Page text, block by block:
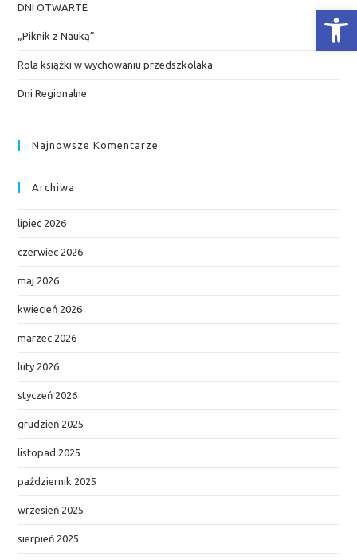
Otwórz Pasek narzędzi
DNI OTWARTE
„Piknik z Nauką”
Rola książki w wychowaniu przedszkolaka
Dni Regionalne
Najnowsze Komentarze
Archiwa
lipiec 2026
czerwiec 2026
maj 2026
kwiecień 2026
marzec 2026
luty 2026
styczeń 2026
grudzień 2025
listopad 2025
październik 2025
wrzesień 2025
sierpień 2025